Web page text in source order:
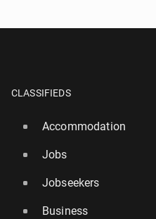
CLASSIFIEDS
Accommodation
Jobs
Jobseekers
Business